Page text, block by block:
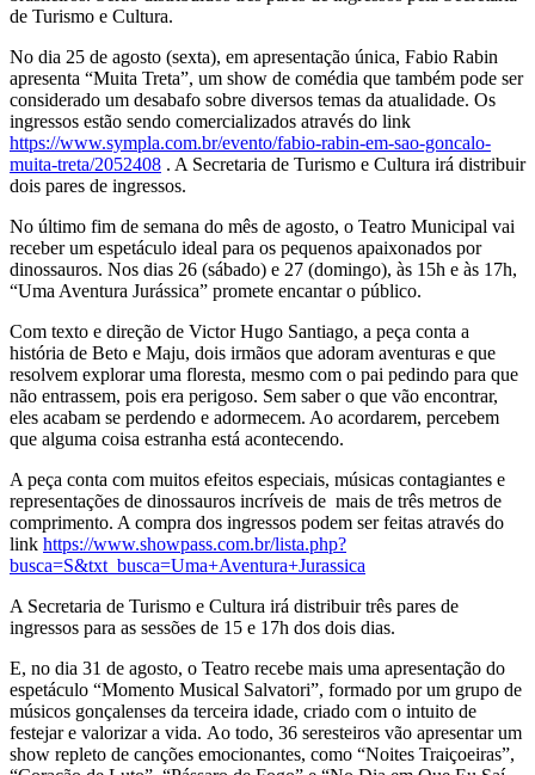
de Turismo e Cultura.
No dia 25 de agosto (sexta), em apresentação única, Fabio Rabin
apresenta “Muita Treta”, um show de comédia que também pode ser
considerado um desabafo sobre diversos temas da atualidade. Os
ingressos estão sendo comercializados através do link
https://www.sympla.com.br/evento/fabio-rabin-em-sao-goncalo-
muita-treta/2052408 . A Secretaria de Turismo e Cultura irá distribuir
dois pares de ingressos.
No último fim de semana do mês de agosto, o Teatro Municipal vai
receber um espetáculo ideal para os pequenos apaixonados por
dinossauros. Nos dias 26 (sábado) e 27 (domingo), às 15h e às 17h,
“Uma Aventura Jurássica” promete encantar o público.
Com texto e direção de Victor Hugo Santiago, a peça conta a
história de Beto e Maju, dois irmãos que adoram aventuras e que
resolvem explorar uma floresta, mesmo com o pai pedindo para que
não entrassem, pois era perigoso. Sem saber o que vão encontrar,
eles acabam se perdendo e adormecem. Ao acordarem, percebem
que alguma coisa estranha está acontecendo.
A peça conta com muitos efeitos especiais, músicas contagiantes e
representações de dinossauros incríveis de mais de três metros de
comprimento. A compra dos ingressos podem ser feitas através do
link https://www.showpass.com.br/lista.php?
busca=S&txt_busca=Uma+Aventura+Jurassica
A Secretaria de Turismo e Cultura irá distribuir três pares de
ingressos para as sessões de 15 e 17h dos dois dias.
E, no dia 31 de agosto, o Teatro recebe mais uma apresentação do
espetáculo “Momento Musical Salvatori”, formado por um grupo de
músicos gonçalenses da terceira idade, criado com o intuito de
festejar e valorizar a vida. Ao todo, 36 seresteiros vão apresentar um
show repleto de canções emocionantes, como “Noites Traiçoeiras”,